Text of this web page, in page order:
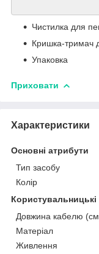
Чистилка для
Кришка-тримач
Упаковка
Приховати
Характеристики
Основні атрибути
Тип засобу
Колір
Користувальницькі
Довжина кабелю
Матеріал
Живлення